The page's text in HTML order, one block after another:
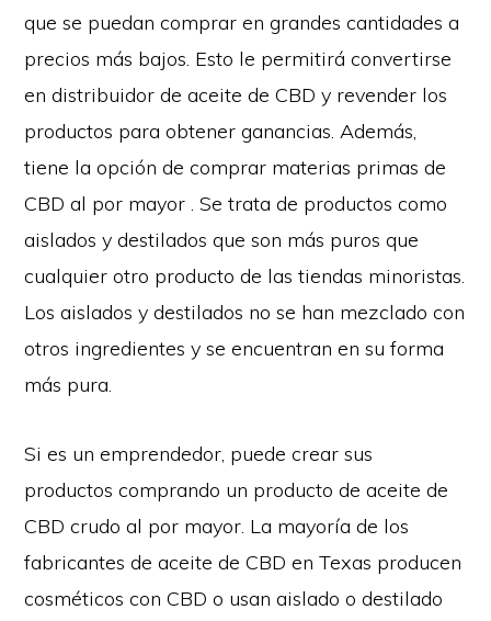
que se puedan comprar en grandes cantidades a
precios más bajos. Esto le permitirá convertirse
en distribuidor de aceite de CBD y revender los
productos para obtener ganancias. Además,
tiene la opción de comprar materias primas de
CBD al por mayor . Se trata de productos como
aislados y destilados que son más puros que
cualquier otro producto de las tiendas minoristas.
Los aislados y destilados no se han mezclado con
otros ingredientes y se encuentran en su forma
más pura.
Si es un emprendedor, puede crear sus
productos comprando un producto de aceite de
CBD crudo al por mayor. La mayoría de los
fabricantes de aceite de CBD en Texas producen
cosméticos con CBD o usan aislado o destilado